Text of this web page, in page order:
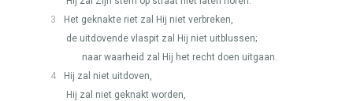
3
Het geknakte riet zal Hij niet verbreken,
de uitdovende vlaspit zal Hij niet uitblussen;
naar waarheid zal Hij het recht doen uitgaan.
4
Hij zal niet uitdoven,
Hij zal niet geknakt worden,